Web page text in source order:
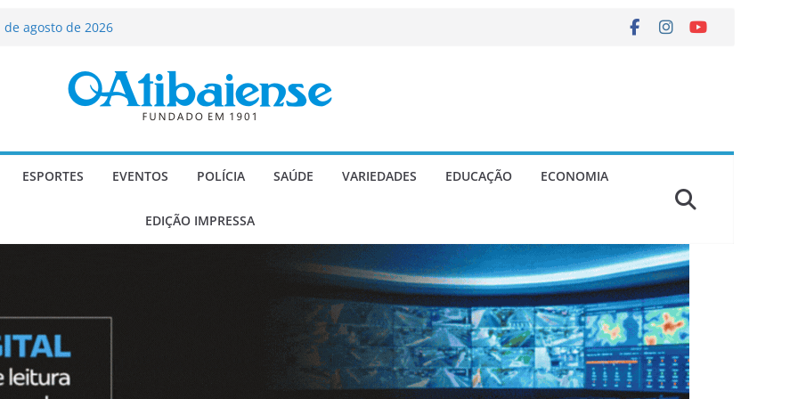
de Paulo
– Festa de Bom Jesus dos Perdões
de mosaico do Brasil
ESPORTES EVENTOS POLÍCIA SAÚDE VARIEDADES EDUCAÇÃO ECONOMIA
EDIÇÃO IMPRESSA